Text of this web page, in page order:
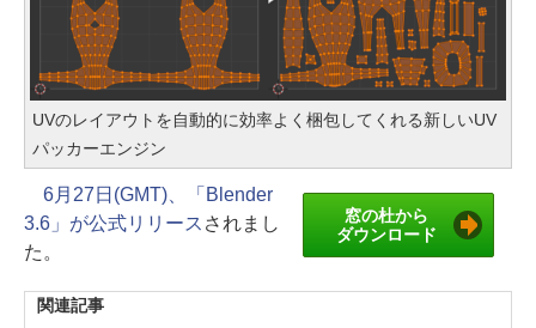
UVのレイアウトを自動的に効率よく梱包してくれる新しいUV
パッカーエンジン
窓の杜から
ダウンロード
6月27日(GMT)、「Blender
3.6」が公式リリース されまし
た。
関連記事